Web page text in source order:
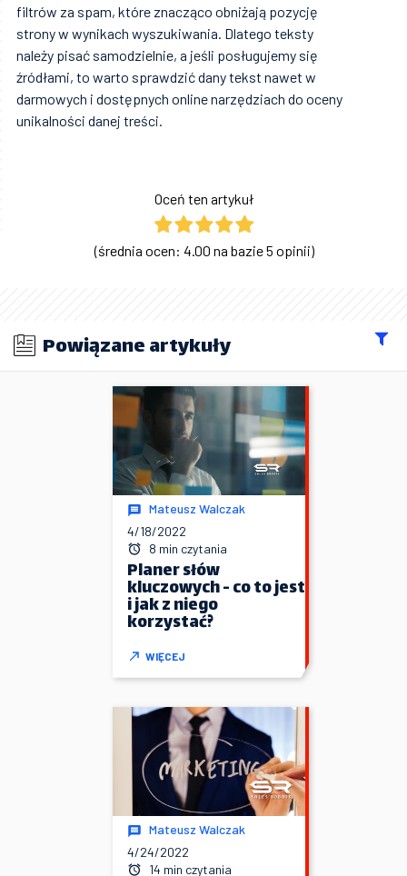
filtrów za spam, które znacząco obniżają pozycję
strony w wynikach wyszukiwania. Dlatego teksty
należy pisać samodzielnie, a jeśli posługujemy się
źródłami, to warto sprawdzić dany tekst nawet w
darmowych i dostępnych online narzędziach do oceny
unikalności danej treści.
Oceń ten artykuł
(średnia ocen: 4.00 na bazie 5 opinii)
Powiązane artykuły
Mateusz Walczak
4/18/2022
8 min czytania
Planer słów
kluczowych - co to jest
i jak z niego
korzystać?
WIĘCEJ
Mateusz Walczak
4/24/2022
14 min czytania